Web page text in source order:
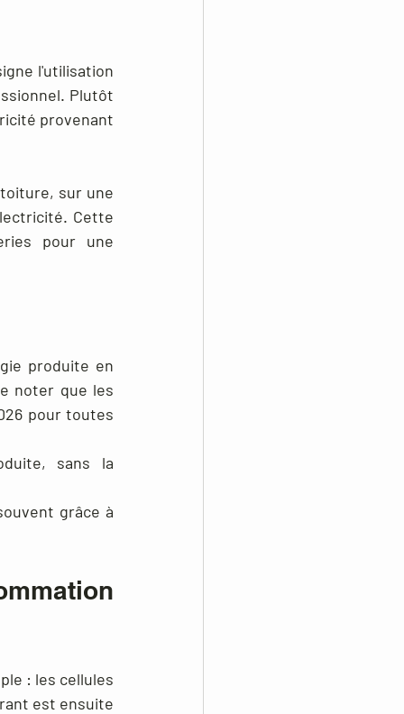
l'utilisation
Plutôt
provenant
sur une
Cette
pour une
produite en
noter que les
pour toutes
sans la
grâce à
: les cellules
est ensuite